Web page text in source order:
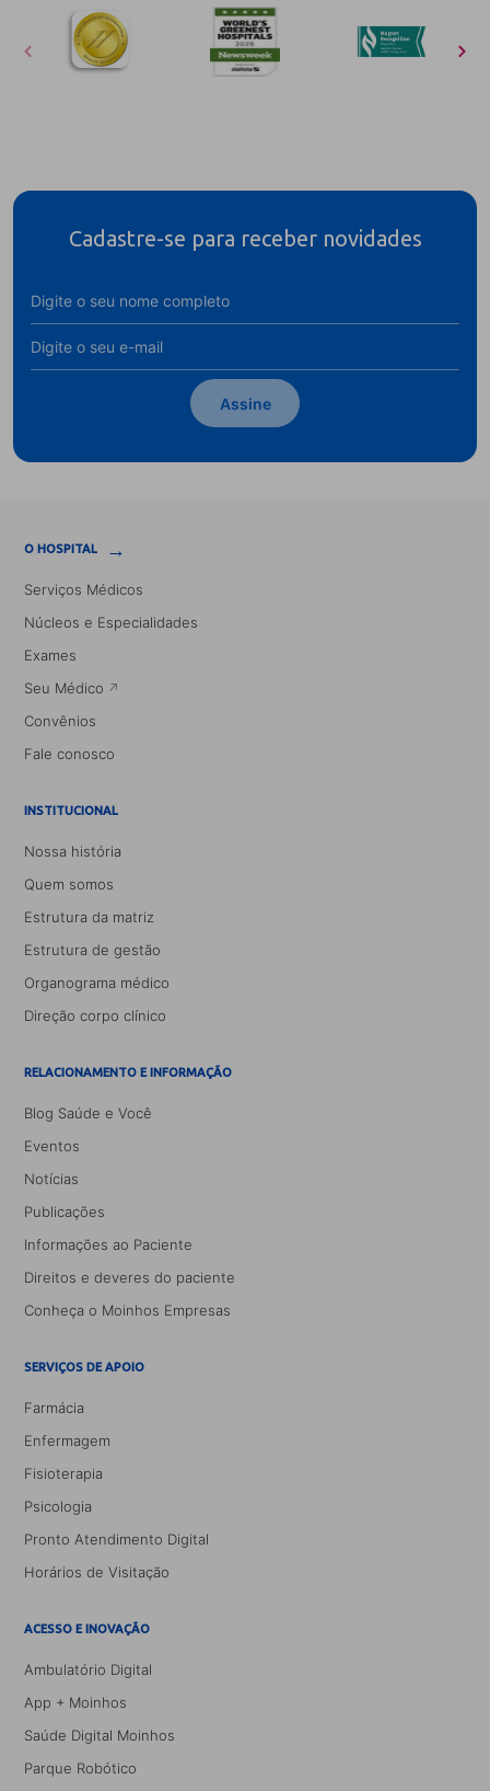
Cadastre-se para receber novidades
Assine
O HOSPITAL →
Serviços Médicos
Núcleos e Especialidades
Exames
Seu Médico
Convênios
Fale conosco
INSTITUCIONAL
Nossa história
Quem somos
Estrutura da matriz
Estrutura de gestão
Organograma médico
Direção corpo clínico
RELACIONAMENTO E INFORMAÇÃO
Blog Saúde e Você
Eventos
Notícias
Publicações
Informações ao Paciente
Direitos e deveres do paciente
Conheça o Moinhos Empresas
SERVIÇOS DE APOIO
Farmácia
Enfermagem
Fisioterapia
Psicologia
Pronto Atendimento Digital
Horários de Visitação
ACESSO E INOVAÇÃO
Ambulatório Digital
App + Moinhos
Saúde Digital Moinhos
Parque Robótico